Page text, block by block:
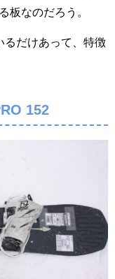
板なのだろう。
るだけあって、特徴
152